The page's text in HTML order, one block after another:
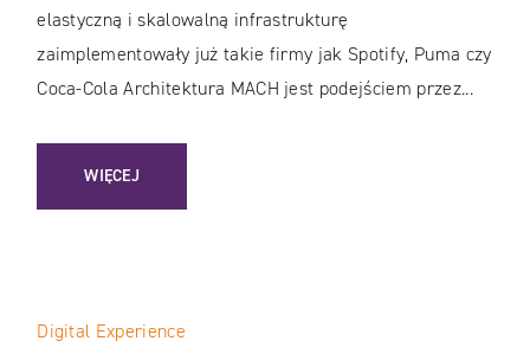
elastyczną i skalowalną infrastrukturę
zaimplementowały już takie firmy jak Spotify, Puma czy
Coca-Cola Architektura MACH jest podejściem przez...
WIĘCEJ
: ARCHITEKTURA MACH VS DIGITAL EXPERIENCE
Digital Experience